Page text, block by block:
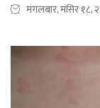
मंगलबार, मंसिर १८,